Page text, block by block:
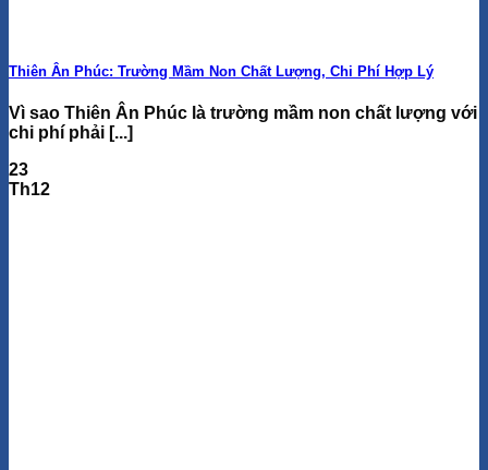
Thiên Ân Phúc: Trường Mầm Non Chất Lượng, Chi Phí Hợp Lý
Vì sao Thiên Ân Phúc là trường mầm non chất lượng với
chi phí phải [...]
23
Th12